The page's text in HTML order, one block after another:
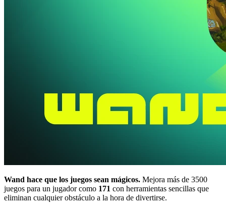
Wand hace que los juegos sean mágicos. Mejora más de 3500
juegos para un jugador como 171 con herramientas sencillas que
eliminan cualquier obstáculo a la hora de divertirse.